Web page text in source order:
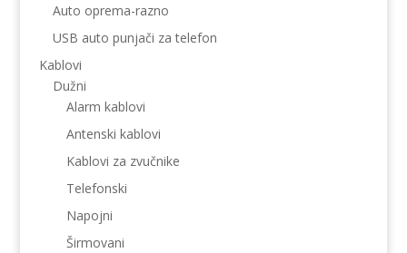
Auto oprema-razno
USB auto punjači za telefon
Kablovi
Dužni
Alarm kablovi
Antenski kablovi
Kablovi za zvučnike
Telefonski
Napojni
Širmovani